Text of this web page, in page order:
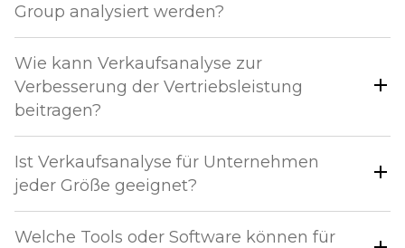
Group analysiert werden?
Wie kann Verkaufsanalyse zur
Verbesserung der Vertriebsleistung
beitragen?
Ist Verkaufsanalyse für Unternehmen
jeder Größe geeignet?
Welche Tools oder Software können für